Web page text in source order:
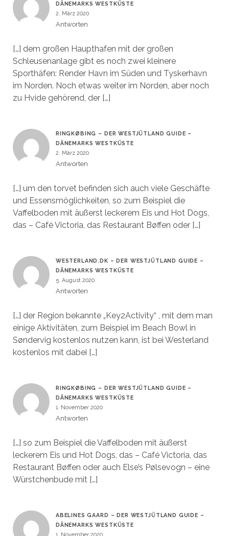
DÄNEMARKS WESTKÜSTE
2. März 2020
Antworten
[…] dem großen Haupthafen mit der großen
Schleusenanlage gibt es noch zwei kleinere
Sporthäfen: Render Havn im Süden und Tyskerhavn
im Norden. Noch etwas weiter im Norden, aber noch
zu Hvide gehörend, der […]
RINGKØBING – DER WESTJÜTLAND GUIDE –
DÄNEMARKS WESTKÜSTE
2. März 2020
Antworten
[…] um den torvet befinden sich auch viele Geschäfte
und Essensmöglichkeiten, so zum Beispiel die
Vaffelboden mit äußerst leckerem Eis und Hot Dogs,
das – Café Victoria, das Restaurant Bøffen oder […]
WESTERLAND.DK – DER WESTJÜTLAND GUIDE –
DÄNEMARKS WESTKÜSTE
5. August 2020
Antworten
[…] der Region bekannte „Key2Activity“ , mit dem man
einige Aktivitäten, zum Beispiel im Beach Bowl in
Søndervig kostenlos nutzen kann, ist bei Westerland
kostenlos mit dabei […]
RINGKØBING – DER WESTJÜTLAND GUIDE –
DÄNEMARKS WESTKÜSTE
1. November 2020
Antworten
[…] so zum Beispiel die Vaffelboden mit äußerst
leckerem Eis und Hot Dogs, das – Café Victoria, das
Restaurant Bøffen oder auch Else’s Pølsevogn – eine
Würstchenbude mit […]
ABELINES GAARD – DER WESTJÜTLAND GUIDE –
DÄNEMARKS WESTKÜSTE
1. November 2020